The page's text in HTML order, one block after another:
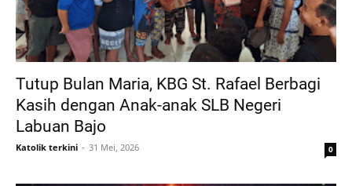
Tutup Bulan Maria, KBG St. Rafael Berbagi
Kasih dengan Anak-anak SLB Negeri
Labuan Bajo
Katolik terkini 31 Mei, 2026 0